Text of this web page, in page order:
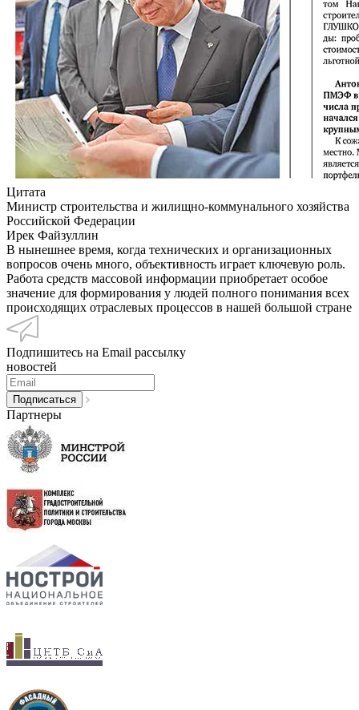
Цитата
Министр строительства и жилищно-коммунального хозяйства
Российской Федерации
Ирек Файзуллин
В нынешнее время, когда технических и организационных
вопросов очень много, объективность играет ключевую роль.
Работа средств массовой информации приобретает особое
значение для формирования у людей полного понимания всех
происходящих отраслевых процессов в нашей большой стране
Подпишитесь на Email рассылку
новостей
Партнеры